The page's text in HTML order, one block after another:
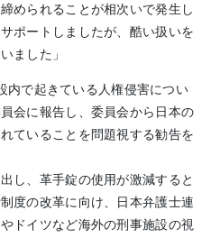
められることが相次いで発生し
ポートしましたが、酷い扱いを
ました」
内で起きている人権侵害につい
会に報告し、委員会から日本の
ていることを問題視する勧告を
し、革手錠の使用が激減すると
度の改革に向け、日本弁護士連
ドイツなど海外の刑事施設の視